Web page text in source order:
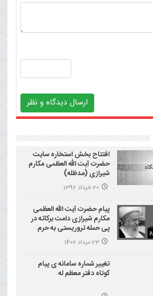
ارسال دیدگاه و نظر
افتتاح بخش استخاره سایت
حضرت آیت الله العظمی مکارم
شیرازی (مدظله)
20 خرداد 1392
پیام حضرت آیت الله العظمی
مکارم شیرازی دامت برکاته در
پی حمله تروریستی به حرم
احمد بن موسی علیه السلام
(شاهچراغ)
23 مرداد 1402
تغییر شماره سامانه ی پیام
کوتاه دفتر معظم له